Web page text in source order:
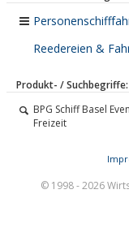
Reedereien &
Produkt- / Suchbegriffe:
BPG Schiff Basel
Freizeit
© 1998 - 2026